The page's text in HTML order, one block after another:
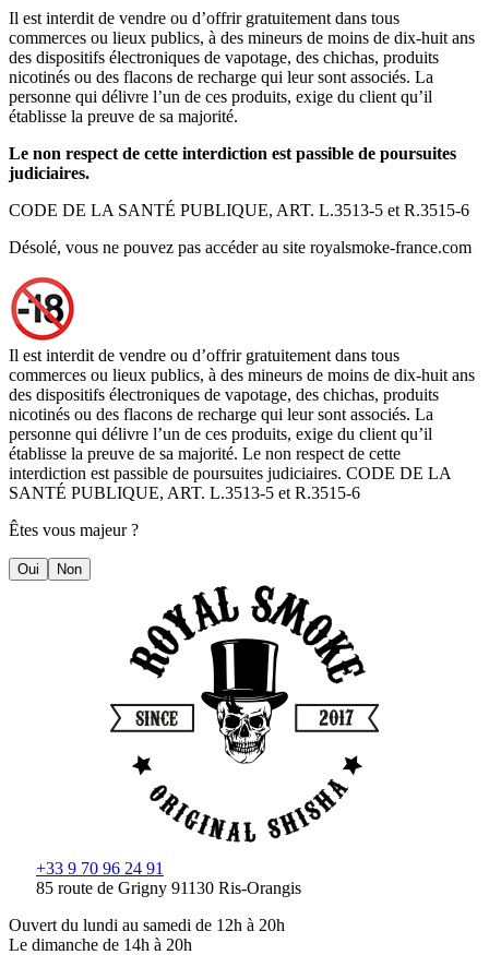
Il est interdit de vendre ou d’offrir gratuitement dans tous
commerces ou lieux publics, à des mineurs de moins de dix-huit ans
des dispositifs électroniques de vapotage, des chichas, produits
nicotinés ou des flacons de recharge qui leur sont associés. La
personne qui délivre l’un de ces produits, exige du client qu’il
établisse la preuve de sa majorité.
Le non respect de cette interdiction est passible de poursuites
judiciaires.
CODE DE LA SANTÉ PUBLIQUE, ART. L.3513-5 et R.3515-6
Désolé, vous ne pouvez pas accéder au site royalsmoke-france.com
Il est interdit de vendre ou d’offrir gratuitement dans tous
commerces ou lieux publics, à des mineurs de moins de dix-huit ans
des dispositifs électroniques de vapotage, des chichas, produits
nicotinés ou des flacons de recharge qui leur sont associés. La
personne qui délivre l’un de ces produits, exige du client qu’il
établisse la preuve de sa majorité. Le non respect de cette
interdiction est passible de poursuites judiciaires. CODE DE LA
SANTÉ PUBLIQUE, ART. L.3513-5 et R.3515-6
Êtes vous majeur ?
Oui Non
+33 9 70 96 24 91
85 route de Grigny 91130 Ris-Orangis
Ouvert du lundi au samedi de 12h à 20h
Le dimanche de 14h à 20h